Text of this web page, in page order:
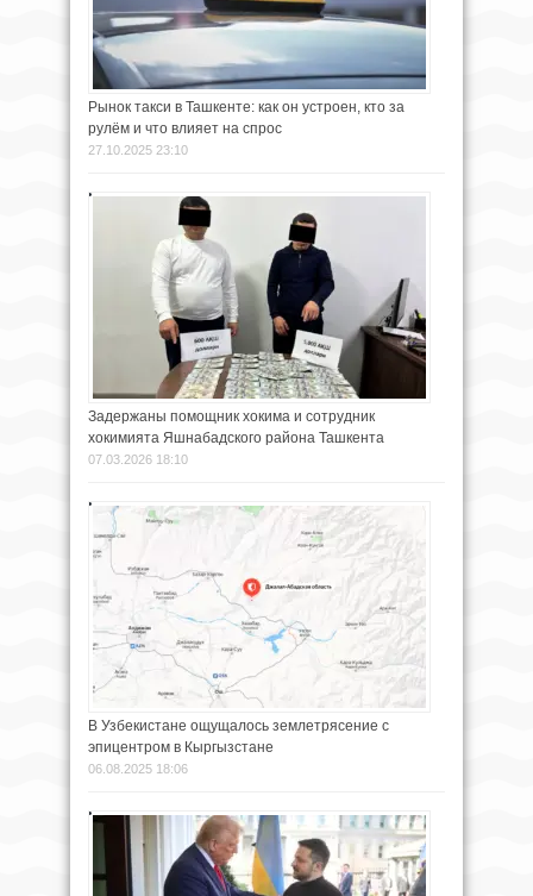
Рынок такси в Ташкенте: как он устроен, кто за
рулём и что влияет на спрос
27.10.2025 23:10
Задержаны помощник хокима и сотрудник
хокимията Яшнабадского района Ташкента
07.03.2026 18:10
В Узбекистане ощущалось землетрясение с
эпицентром в Кыргызстане
06.08.2025 18:06